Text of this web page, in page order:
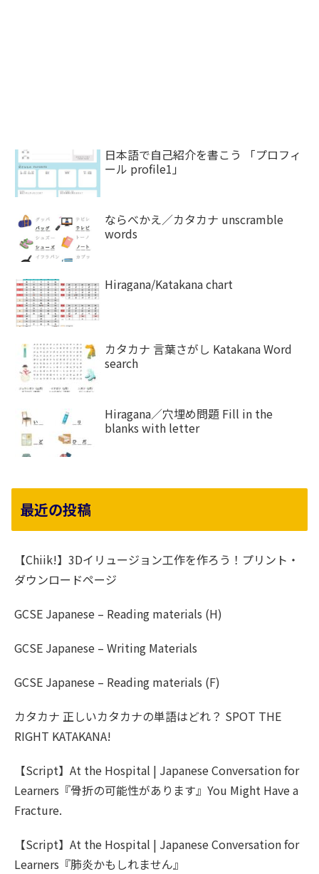
日本語で自己紹介を書こう 「プロフィ
ール profile1」
ならべかえ／カタカナ unscramble
words
Hiragana/Katakana chart
カタカナ 言葉さがし Katakana Word
search
Hiragana／穴埋め問題 Fill in the
blanks with letter
最近の投稿
【Chiik!】3Dイリュージョン工作を作ろう！プリント・
ダウンロードページ
GCSE Japanese – Reading materials (H)
GCSE Japanese – Writing Materials
GCSE Japanese – Reading materials (F)
カタカナ 正しいカタカナの単語はどれ？ SPOT THE
RIGHT KATAKANA!
【Script】At the Hospital | Japanese Conversation for
Learners『骨折の可能性があります』You Might Have a
Fracture.
【Script】At the Hospital | Japanese Conversation for
Learners『肺炎かもしれません』